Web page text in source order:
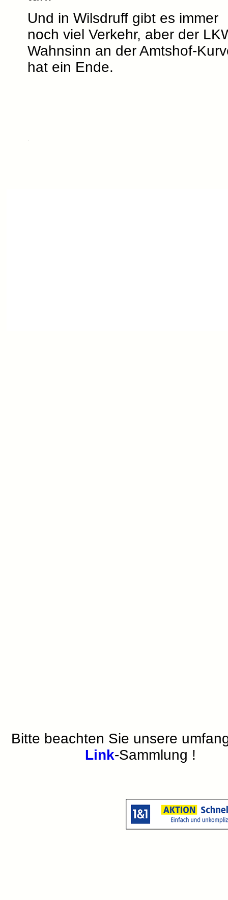
Und in Wilsdruff gibt es immer
noch viel Verkehr, aber der
Wahnsinn an der Amtshof-
hat ein Ende.
.
Bitte beachten Sie unsere
Link-Sammlung !